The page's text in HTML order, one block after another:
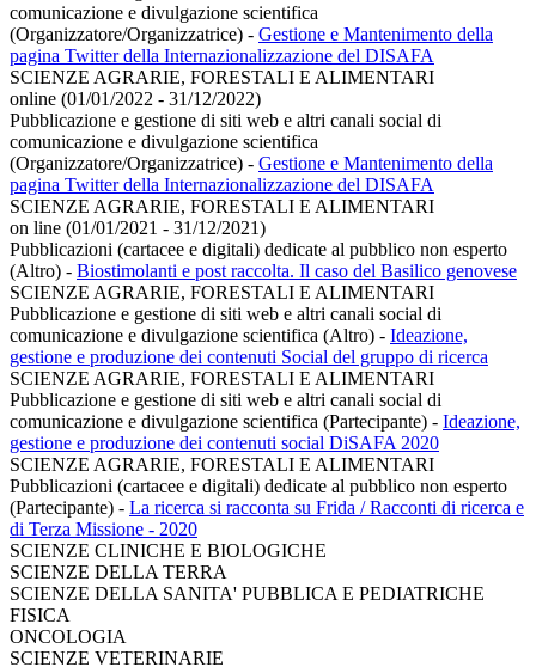
comunicazione e divulgazione scientifica
(Organizzatore/Organizzatrice) - Gestione e Mantenimento della
pagina Twitter della Internazionalizzazione del DISAFA
SCIENZE AGRARIE, FORESTALI E ALIMENTARI
online (01/01/2022 - 31/12/2022)
Pubblicazione e gestione di siti web e altri canali social di
comunicazione e divulgazione scientifica
(Organizzatore/Organizzatrice) - Gestione e Mantenimento della
pagina Twitter della Internazionalizzazione del DISAFA
SCIENZE AGRARIE, FORESTALI E ALIMENTARI
on line (01/01/2021 - 31/12/2021)
Pubblicazioni (cartacee e digitali) dedicate al pubblico non esperto
(Altro) - Biostimolanti e post raccolta. Il caso del Basilico genovese
SCIENZE AGRARIE, FORESTALI E ALIMENTARI
Pubblicazione e gestione di siti web e altri canali social di
comunicazione e divulgazione scientifica (Altro) - Ideazione,
gestione e produzione dei contenuti Social del gruppo di ricerca
SCIENZE AGRARIE, FORESTALI E ALIMENTARI
Pubblicazione e gestione di siti web e altri canali social di
comunicazione e divulgazione scientifica (Partecipante) - Ideazione,
gestione e produzione dei contenuti social DiSAFA 2020
SCIENZE AGRARIE, FORESTALI E ALIMENTARI
Pubblicazioni (cartacee e digitali) dedicate al pubblico non esperto
(Partecipante) - La ricerca si racconta su Frida / Racconti di ricerca e
di Terza Missione - 2020
SCIENZE CLINICHE E BIOLOGICHE
SCIENZE DELLA TERRA
SCIENZE DELLA SANITA' PUBBLICA E PEDIATRICHE
FISICA
ONCOLOGIA
SCIENZE VETERINARIE